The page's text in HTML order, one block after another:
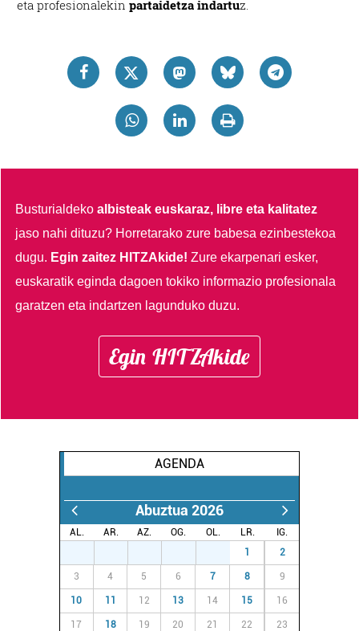
eta profesionalekinpartaidetza indartuz.
Busturialdekoalbisteak euskaraz, libre eta kalitatez
jaso nahi dituzu? Horretarako zure babesa ezinbestekoa
dugu. Egin zaitez HITZAkide!Zure ekarpenari esker,
euskaratik eginda dagoen tokiko informazio profesionala
garatzen eta indartzen lagunduko duzu.
Egin HITZAkide
AGENDA
Abuztua 2026
AL. AR. AZ. OG. OL. LR.
IG.
1 2
3 4 5 6 7 8 9
10 11 12 13 14 15 16
17 18 19 20 21 22 23